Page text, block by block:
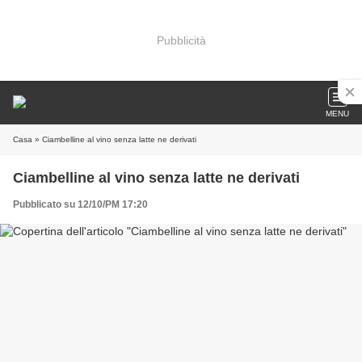
Pubblicità
MENU
Casa » Ciambelline al vino senza latte ne derivati
Ciambelline al vino senza latte ne derivati
Pubblicato su 12/10/PM 17:20